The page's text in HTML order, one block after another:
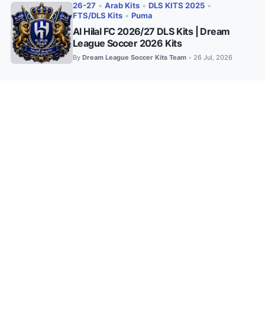
26-27 • Arab Kits • DLS KITS 2025 •
FTS/DLS Kits • Puma
Al Hilal FC 2026/27 DLS Kits | Dream
League Soccer 2026 Kits
By Dream League Soccer Kits Team • 26 Jul, 2026